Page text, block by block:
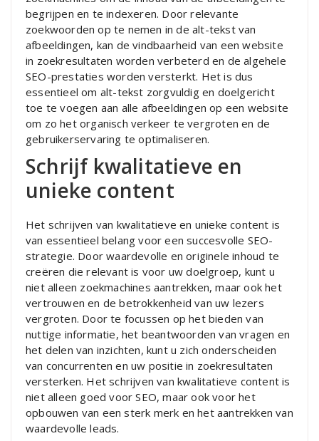
begrijpen en te indexeren. Door relevante
zoekwoorden op te nemen in de alt-tekst van
afbeeldingen, kan de vindbaarheid van een website
in zoekresultaten worden verbeterd en de algehele
SEO-prestaties worden versterkt. Het is dus
essentieel om alt-tekst zorgvuldig en doelgericht
toe te voegen aan alle afbeeldingen op een website
om zo het organisch verkeer te vergroten en de
gebruikerservaring te optimaliseren.
Schrijf kwalitatieve en
unieke content
Het schrijven van kwalitatieve en unieke content is
van essentieel belang voor een succesvolle SEO-
strategie. Door waardevolle en originele inhoud te
creëren die relevant is voor uw doelgroep, kunt u
niet alleen zoekmachines aantrekken, maar ook het
vertrouwen en de betrokkenheid van uw lezers
vergroten. Door te focussen op het bieden van
nuttige informatie, het beantwoorden van vragen en
het delen van inzichten, kunt u zich onderscheiden
van concurrenten en uw positie in zoekresultaten
versterken. Het schrijven van kwalitatieve content is
niet alleen goed voor SEO, maar ook voor het
opbouwen van een sterk merk en het aantrekken van
waardevolle leads.